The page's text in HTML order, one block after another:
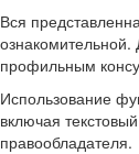
Вся
профильным
Использование
включая
правообладателя.